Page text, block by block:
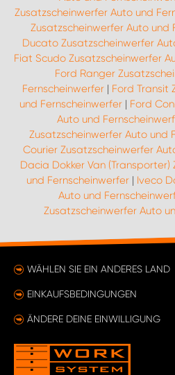
Zusatzscheinwerfer Auto und
Zusatzscheinwerfer Auto und
Ducato Zusatzscheinwerfer
Fiat Scudo Zusatzscheinwerfer
Ford Ranger
Fernscheinwerfer| Ford Transit
und Fernscheinwerfer | Ford
Auto und
Zusatzscheinwerfer Auto und
Courier Zusatzscheinwerfer
Dacia Dokker Van
und Fernscheinwerfer| Iveco
Auto und
Zusatzscheinwerfer Auto
WÄHLEN SIE EIN ANDERES LAND
EINKAUFSBEDINGUNGEN
ÄNDERE DEINE EINWILLIGUNG